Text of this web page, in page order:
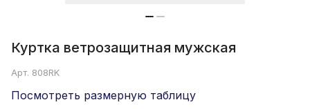
Куртка ветрозащитная мужская
Арт. 808RK
Посмотреть размерную таблицу